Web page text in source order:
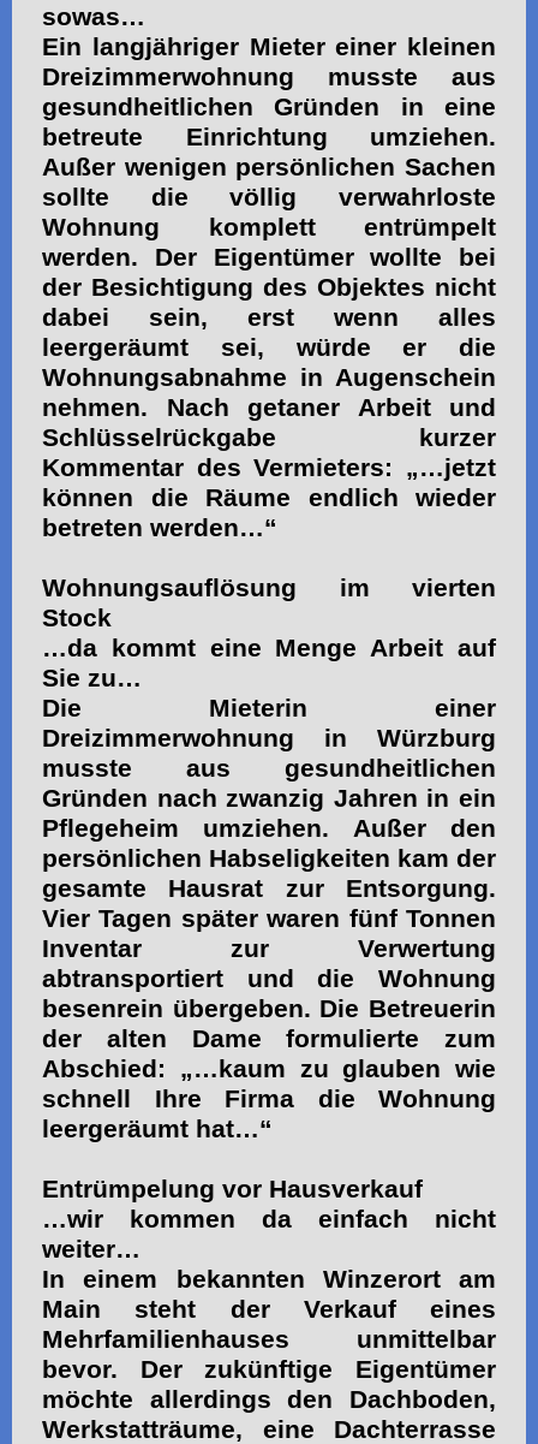
sowas…
Ein langjähriger Mieter einer kleinen
Dreizimmerwohnung musste aus
gesundheitlichen Gründen in eine
betreute Einrichtung umziehen.
Außer wenigen persönlichen Sachen
sollte die völlig verwahrloste
Wohnung komplett entrümpelt
werden. Der Eigentümer wollte bei
der Besichtigung des Objektes nicht
dabei sein, erst wenn alles
leergeräumt sei, würde er die
Wohnungsabnahme in Augenschein
nehmen. Nach getaner Arbeit und
Schlüsselrückgabe kurzer
Kommentar des Vermieters: „…jetzt
können die Räume endlich wieder
betreten werden…“
Wohnungsauflösung im vierten
Stock
…da kommt eine Menge Arbeit auf
Sie zu…
Die Mieterin einer
Dreizimmerwohnung in Würzburg
musste aus gesundheitlichen
Gründen nach zwanzig Jahren in ein
Pflegeheim umziehen. Außer den
persönlichen Habseligkeiten kam der
gesamte Hausrat zur Entsorgung.
Vier Tagen später waren fünf Tonnen
Inventar zur Verwertung
abtransportiert und die Wohnung
besenrein übergeben. Die Betreuerin
der alten Dame formulierte zum
Abschied: „…kaum zu glauben wie
schnell Ihre Firma die Wohnung
leergeräumt hat…“
Entrümpelung vor Hausverkauf
…wir kommen da einfach nicht
weiter…
In einem bekannten Winzerort am
Main steht der Verkauf eines
Mehrfamilienhauses unmittelbar
bevor. Der zukünftige Eigentümer
möchte allerdings den Dachboden,
Werkstatträume, eine Dachterrasse